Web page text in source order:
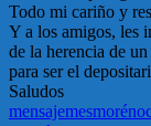
Todo mi cariño y
Y a los amigos, les
de la herencia de
para ser el
Saludos
mensajemesmoré